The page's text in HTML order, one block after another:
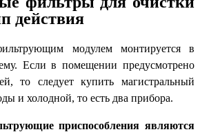
действия
модулем монтируется в
Если в помещении предусмотрено
то следует купить магистральный
и холодной, то есть два прибора.
приспособления являются